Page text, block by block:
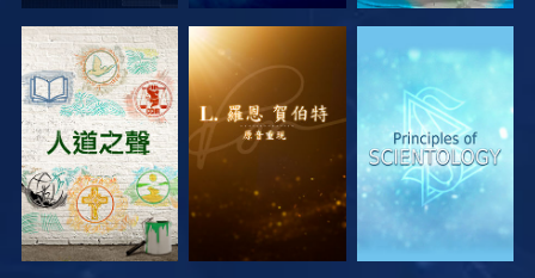
探索系列節目 探索系列節目 探索系列節目